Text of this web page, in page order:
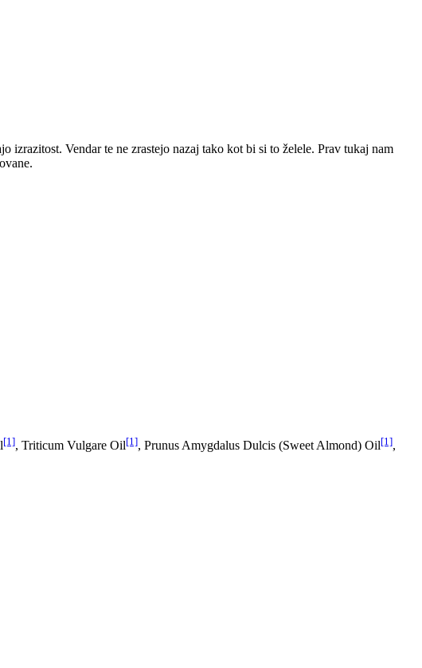
izrazitost. Vendar te ne zrastejo nazaj tako kot bi si to želele. Prav tukaj nam
[1], Triticum Vulgare Oil[1], Prunus Amygdalus Dulcis (Sweet Almond) Oil[1],